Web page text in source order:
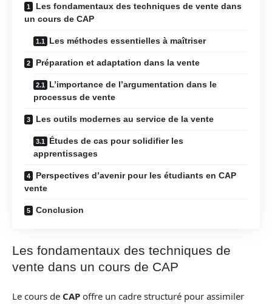
Les fondamentaux des techniques de vente dans
un cours de CAP
Les méthodes essentielles à maîtriser
Préparation et adaptation dans la vente
L’importance de l’argumentation dans le
processus de vente
Les outils modernes au service de la vente
Études de cas pour solidifier les
apprentissages
Perspectives d’avenir pour les étudiants en CAP
vente
Conclusion
Les fondamentaux des techniques de
vente dans un cours de CAP
Le cours de CAP offre un cadre structuré pour assimiler